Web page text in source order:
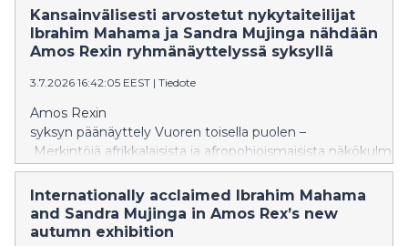
kontinenten och inom den afronordiska diasporan.
Med Andra sidan berget fortsätter museet sitt
engagemang för att lyfta internationell samtidskonst
perspektiv.
Kansainvälisesti arvostetut nykytaiteilijat
Ibrahim Mahama ja Sandra Mujinga nähdään
Amos Rexin ryhmänäyttelyssä syksyllä
3.7.2026 16:42:05 EEST | Tiedote
Amos Rexin
syksyn päänäyttely Vuoren toisella puolen –
Merkintöjä afrikkalaisista ja afropohjoismaisista
esittelee 11 nykytaiteilijaa, jotka työskentelevät Afrikan
mantereella ja afropohjoismaisessa diasporassa.
Näyttelyn myötä museo jatkaa työtään kansainvälisen
nykytaiteen esittelemiseksi ja edistää vuoropuhelua
Internationally acclaimed Ibrahim Mahama
and Sandra Mujinga in Amos Rex’s new
autumn exhibition